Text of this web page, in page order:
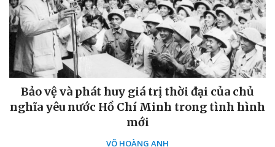
Bảo vệ và phát huy giá trị thời đại của chủ
nghĩa yêu nước Hồ Chí Minh trong tình hình
mới
VÕ HOÀNG ANH